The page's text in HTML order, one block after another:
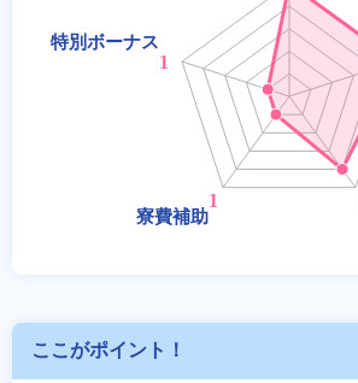
ここがポイント！